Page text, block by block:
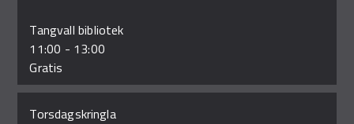
Tangvall bibliotek
11:00 - 13:00
Gratis
Torsdagskringla